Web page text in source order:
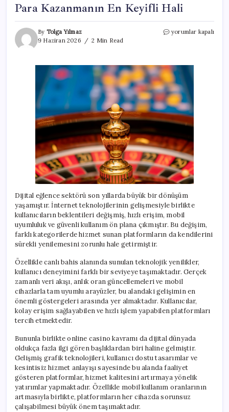
Para Kazanmanın En Keyifli Hali
By Tolga Yılmaz
9 Haziran 2026
2 Min Read
Para
Hali
için
yorumlar kapalı
Dijital eğlence sektörü son yıllarda büyük bir dönüşüm
yaşamıştır. İnternet teknolojilerinin gelişmesiyle birlikte
kullanıcıların beklentileri değişmiş, hızlı erişim, mobil
uyumluluk ve güvenli kullanım ön plana çıkmıştır. Bu değişim,
farklı kategorilerde hizmet sunan platformların da kendilerini
sürekli yenilemesini zorunlu hale getirmiştir.
Özellikle canlı bahis alanında sunulan teknolojik yenilikler,
kullanıcı deneyimini farklı bir seviyeye taşımaktadır. Gerçek
zamanlı veri akışı, anlık oran güncellemeleri ve mobil
cihazlarla tam uyumlu arayüzler, bu alandaki gelişimin en
önemli göstergeleri arasında yer almaktadır. Kullanıcılar,
kolay erişim sağlayabilen ve hızlı işlem yapabilen platformları
tercih etmektedir.
Bununla birlikte online casino kavramı da dijital dünyada
oldukça fazla ilgi gören başlıklardan biri haline gelmiştir.
Gelişmiş grafik teknolojileri, kullanıcı dostu tasarımlar ve
kesintisiz hizmet anlayışı sayesinde bu alanda faaliyet
gösteren platformlar, hizmet kalitesini artırmaya yönelik
yatırımlar yapmaktadır. Özellikle mobil kullanım oranlarının
artmasıyla birlikte, platformların her cihazda sorunsuz
çalışabilmesi büyük önem taşımaktadır.